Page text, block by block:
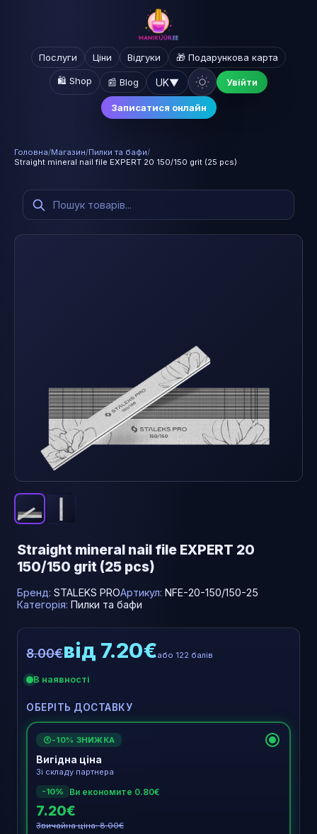
Послуги Ціни Відгуки 🎁 Подарункова карта
🛍️ Shop 📰 Blog UK▼ Увійти
Записатися онлайн
Головна/Магазин/Пилки та бафи/
Straight mineral nail file EXPERT 20 150/150 grit (25 pcs)
Straight mineral nail file EXPERT 20
150/150 grit (25 pcs)
Бренд: STALEKS PROАртикул: NFE-20-150/150-25
Категорія: Пилки та бафи
8.00€від 7.20€або 122 балів
В наявності
ОБЕРІТЬ ДОСТАВКУ
€ -10% ЗНИЖКА
Вигідна ціна
Зі складу партнера
-10%
Ви економите 0.80€
7.20€
Звичайна ціна: 8.00€